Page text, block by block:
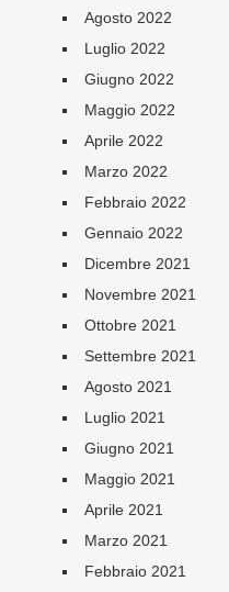
Agosto 2022
Luglio 2022
Giugno 2022
Maggio 2022
Aprile 2022
Marzo 2022
Febbraio 2022
Gennaio 2022
Dicembre 2021
Novembre 2021
Ottobre 2021
Settembre 2021
Agosto 2021
Luglio 2021
Giugno 2021
Maggio 2021
Aprile 2021
Marzo 2021
Febbraio 2021